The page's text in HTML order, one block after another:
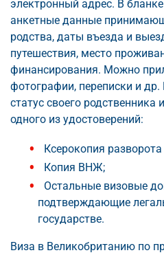
электронный адрес. В
анкетные данные
родства, даты въезда и
путешествия, место
финансирования. Можно
фотографии, переписки и
статус своего
одного из удостоверений:
Ксерокопия
Копия ВНЖ;
Остальные визовые
подтверждающие
государстве.
Виза в Великобританию по